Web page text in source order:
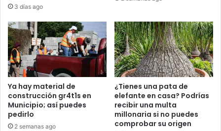
3 días ago
Ya hay material de
construcción gr4t1s en
Municipio; así puedes
pedirlo
2 semanas ago
¿Tienes una pata de
elefante en casa? Podrías
recibir una multa
millonaria si no puedes
comprobar su origen